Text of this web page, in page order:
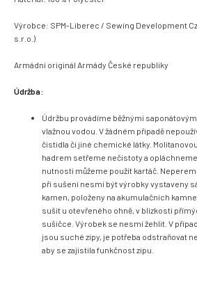
Výrobce: SPM-Liberec / Sewing Development
s.r.o.)
Armádní originál Armády České republiky
Údržba:
Údržbu provádíme běžnými
vlažnou vodou. V žádném případě
čistidla či jiné chemické látky.
hadrem setřeme nečistoty a
nutnosti můžeme použít kartáč.
při sušení nesmí být výrobky vystaveny
kamen, položeny na akumulačních
sušit u otevřeného ohně, v blízkosti
sušičce. Výrobek se nesmí žehlit. V
jsou suché zipy, je potřeba odstraňovat
aby se zajistila funkčnost zipu.